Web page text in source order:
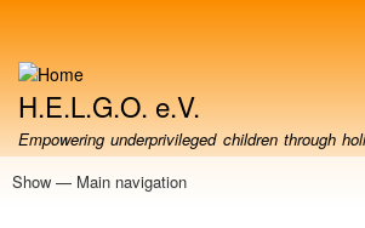
account
menu
H.E.L.G.O. e.V.
Empowering underprivileged children through
Main
Show — Main navigation